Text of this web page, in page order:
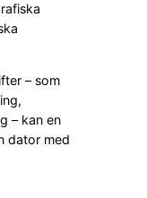
– som
– kan en
dator med